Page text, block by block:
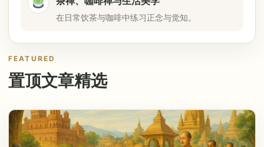
在日常饮茶与咖啡中练习正念与觉知。
FEATURED
置顶文章精选